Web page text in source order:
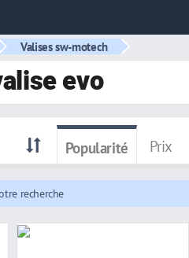
Valises sw-motech
evo
Popularité Prix
recherche